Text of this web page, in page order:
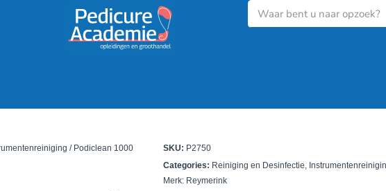
/ Podiclean 1000
SKU: P2750
Categories: Reiniging en Desinfectie,
Merk: Reymerink